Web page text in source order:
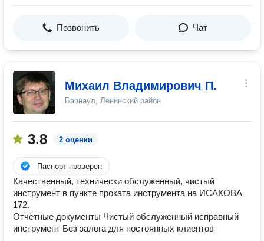
Позвонить Чат
Михаил Владимирович П.
Барнаул, Ленинский район
3.8 2 оценки
Паспорт проверен
Качественный, технически обслуженный, чистый
инструмент в пункте проката инструмента на ИСАКОВА
172.
Отчётные документы Чистый обслуженный исправный
инструмент Без залога для постоянных клиентов